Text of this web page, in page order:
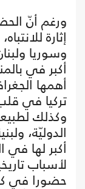
ورغم أنّ
إثارة
وسوريا
أكبر في
أهمها
تركيا في
وكذلك
الدوليّة،
أكبر لها في
لأسباب
حضورا في